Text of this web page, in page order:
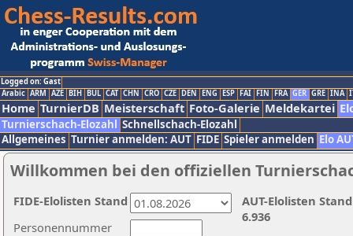
Logged on: Gast
Arabic ARM AZE BIH BUL CAT CHN CRO CZE DEN ENG ESP FAI FIN FRA GER GRE INA
Home TurnierDB Meisterschaft Foto-Galerie Meldekartei
Turnierschach-Elozahl Schnellschach-Elozahl
Allgemeines Turnier anmelden: AUT FIDE Spieler anmelden Elo
Willkommen bei den offiziellen
Personennummer
AUT-Elolisten
6.936
FIDE-Elolisten Stand